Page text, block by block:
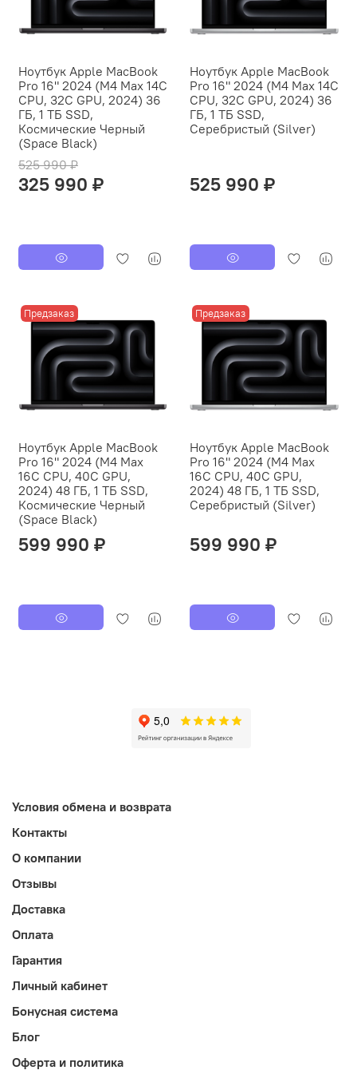
Ноутбук Apple MacBook
Pro 16" 2024 (M4 Max 14C
CPU, 32C GPU, 2024) 36
ГБ, 1 ТБ SSD,
Космические Черный
(Space Black)
525 990 ₽
325 990 ₽
Ноутбук Apple MacBook
Pro 16" 2024 (M4 Max 14C
CPU, 32C GPU, 2024) 36
ГБ, 1 ТБ SSD,
Серебристый (Silver)
525 990 ₽
Предзаказ
Ноутбук Apple MacBook
Pro 16" 2024 (M4 Max
16C CPU, 40C GPU,
2024) 48 ГБ, 1 ТБ SSD,
Космические Черный
(Space Black)
599 990 ₽
Предзаказ
Ноутбук Apple MacBook
Pro 16" 2024 (M4 Max
16C CPU, 40C GPU,
2024) 48 ГБ, 1 ТБ SSD,
Серебристый (Silver)
599 990 ₽
Условия обмена и возврата
Контакты
О компании
Отзывы
Доставка
Оплата
Гарантия
Личный кабинет
Бонусная система
Блог
Оферта и политика